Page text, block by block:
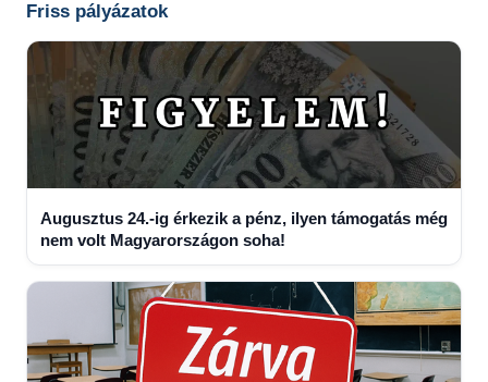
Friss pályázatok
Augusztus 24.-ig érkezik a pénz, ilyen támogatás még
nem volt Magyarországon soha!